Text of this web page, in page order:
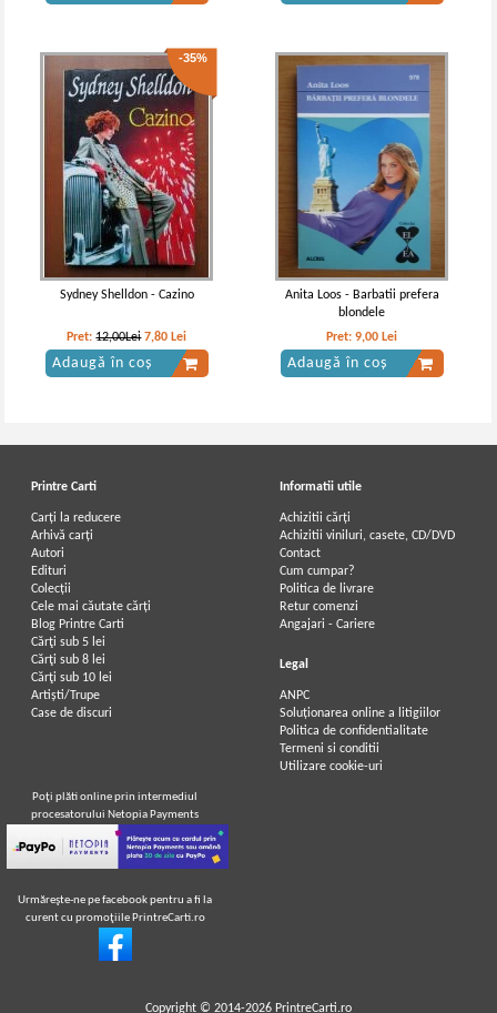
-35%
Sydney Shelldon - Cazino
Pret:12,00Lei 7,80 Lei
Adaugă în coș
Anita Loos - Barbatii prefera
blondele
Pret:9,00 Lei
Adaugă în coș
Printre Carti
Carți la reducere
Arhivă carți
Autori
Edituri
Colecții
Cele mai căutate cărți
Blog Printre Carti
Cărţi sub 5 lei
Cărţi sub 8 lei
Cărţi sub 10 lei
Artiști/Trupe
Case de discuri
Informatii utile
Achizitii cărți
Achizitii viniluri, casete, CD/DVD
Contact
Cum cumpar?
Politica de livrare
Retur comenzi
Angajari - Cariere
Legal
ANPC
Soluționarea online a litigiilor
Politica de confidentialitate
Termeni si conditii
Utilizare cookie-uri
Poţi plăti online prin intermediul
procesatorului Netopia Payments
Urmăreşte-ne pe facebook pentru a fi la
curent cu promoţiile PrintreCarti.ro
Copyright © 2014-2026 PrintreCarti.ro